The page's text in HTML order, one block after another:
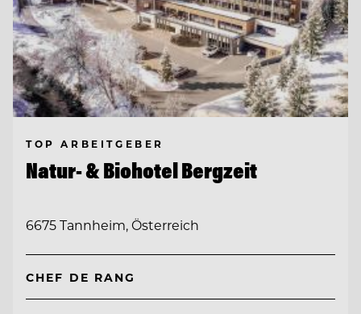
TOP ARBEITGEBER
Natur- & Biohotel Bergzeit
6675 Tannheim, Österreich
CHEF DE RANG